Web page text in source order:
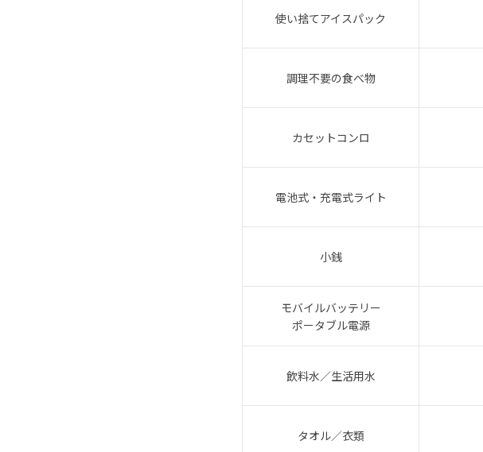
使い捨てアイスパック
調理不要の食べ物
カセットコンロ
電池式・充電式ライト
小銭
モバイルバッテリー
ポータブル電源
飲料水／生活用水
タオル／衣類